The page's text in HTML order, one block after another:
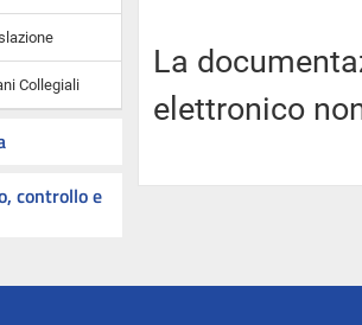
Collegiali
controllo e
La
elettronico